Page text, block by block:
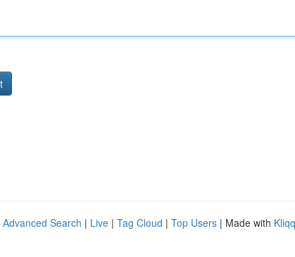
Advanced Search | Live | Tag Cloud | Top Users | Made with